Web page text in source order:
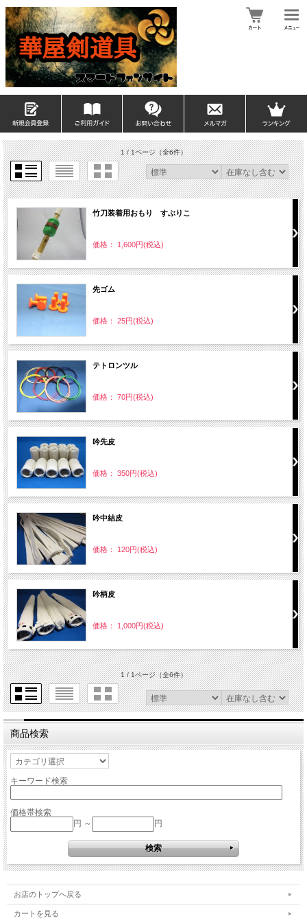
1 / 1ページ（全6件）
竹刀装着用おもり すぶりこ
価格： 1,600円(税込)
先ゴム
価格： 25円(税込)
テトロンツル
価格： 70円(税込)
吟先皮
価格： 350円(税込)
吟中結皮
価格： 120円(税込)
吟柄皮
価格： 1,000円(税込)
1 / 1ページ（全6件）
商品検索
キーワード検索
価格帯検索
円 ～
円
お店のトップへ戻る
カートを見る